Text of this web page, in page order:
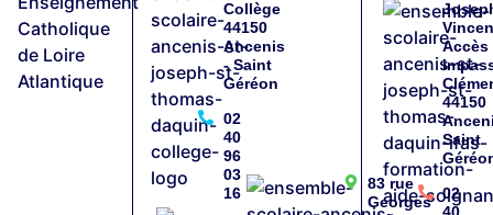
Collège
44150
Ancenis
- Saint
Géréon
02
40
96
03
16
83 rue
Georges
Accès
44150
Saint
02